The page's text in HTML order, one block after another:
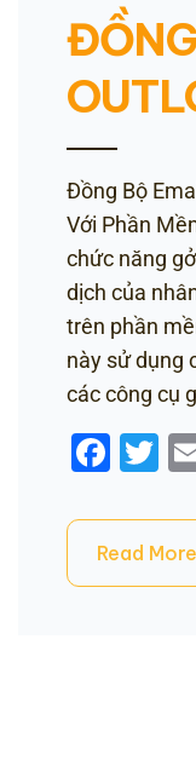
Đồng Bộ
Với Phần
chức năng
dịch của
trên phần
này sử dụng
các công cụ
Read More